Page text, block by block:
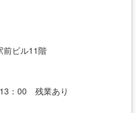
前ビル11階
：00 残業あり